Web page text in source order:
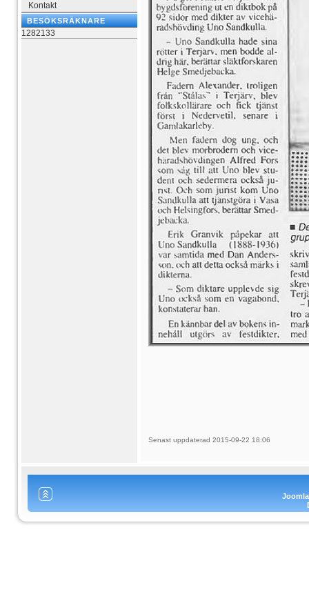
Kontakt
BESÖKSRÄKNARE
1282133
Senast uppdaterad 2015-09-22 18:06